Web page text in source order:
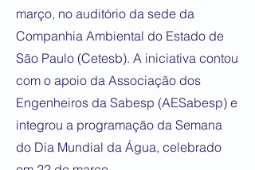
março, no auditório da sede da
Companhia Ambiental do Estado de
São Paulo (Cetesb). A iniciativa contou
com o apoio da Associação dos
Engenheiros da Sabesp (AESabesp) e
integrou a programação da Semana
do Dia Mundial da Água, celebrado